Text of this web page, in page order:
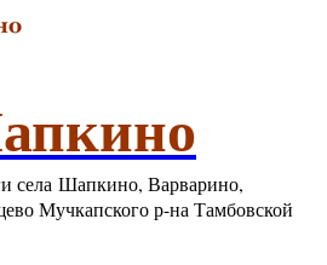
села Шапкино, Варварино,
Мучкапского р-на Тамбовской